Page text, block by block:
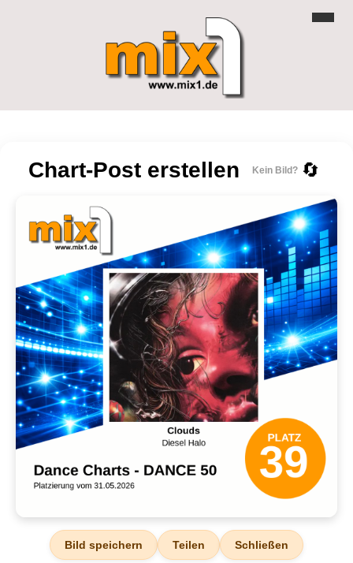
Chart-Post erstellen Kein Bild? 🔄
Bild speichern Teilen Schließen